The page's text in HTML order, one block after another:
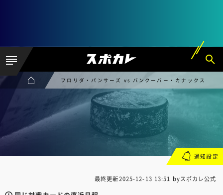
フロリダ・パンサーズ vs バンクーバー・カナックス
最終更新2025-12-13 13:51 byスポカレ公式
通知設定